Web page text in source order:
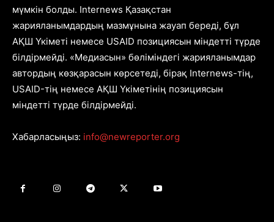
мүмкін болды. Internews Қазақстан
жарияланымдардың мазмұнына жауап береді, бұл
АҚШ Үкіметі немесе USAID позициясын міндетті түрде
білдірмейді. «Медиасын» бөліміндегі жарияланымдар
автордың көзқарасын көрсетеді, бірақ Internews-тің,
USAID-тің немесе АҚШ Үкіметінің позициясын
міндетті түрде білдірмейді.
Хабарласыңыз: info@newreporter.org